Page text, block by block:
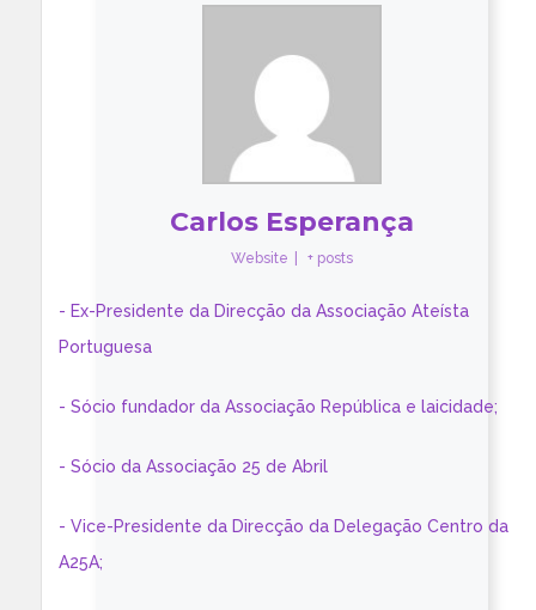
Carlos Esperança
Website + posts
- Ex-Presidente da Direcção da Associação Ateísta
Portuguesa
- Sócio fundador da Associação República e laicidade;
- Sócio da Associação 25 de Abril
- Vice-Presidente da Direcção da Delegação Centro da
A25A;